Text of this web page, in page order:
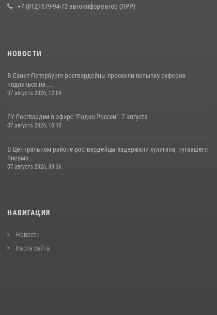
+7 (812) 679-94-73 автоинформатор (ЛРР)
НОВОСТИ
В Санкт-Петербурге росгвардейцы пресекли попытку руферов
подняться на ...
07 августа 2026, 12:04
ГУ Росгвардии в эфире "Радио России". 7 августа
07 августа 2026, 10:15
В Центральном районе росгвардейцы задержали хулигана, пугавшего
пневма...
07 августа 2026, 09:36
НАВИГАЦИЯ
Новости
Карта сайта